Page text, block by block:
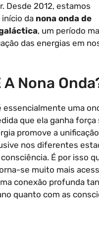
Desde 2012, estamos
da nona onda de
, um período
das energias em
A Nona
essencialmente uma
que ela ganha força
promove a
nos diferentes
É por isso
se muito mais
conexão profunda
quanto com as